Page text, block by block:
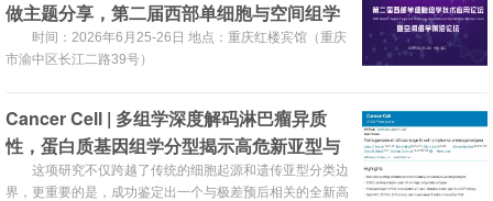
做主题分享，第二届西部单细胞与空间组学
论坛将于2026年6月25-26日在重庆召开！
时间：2026年6月25-26日 地点：重庆红楼宾馆（‌重庆
市渝中区长江二路39号）
Cancer Cell | 多组学深度解码淋巴瘤异质
性，蛋白质基因组学分型揭示高危新亚型与
治疗新靶点
这项研究不仅跨越了传统的细胞起源和遗传亚型分类边
界，更重要的是，成功鉴定出一个与极差预后相关的全新高